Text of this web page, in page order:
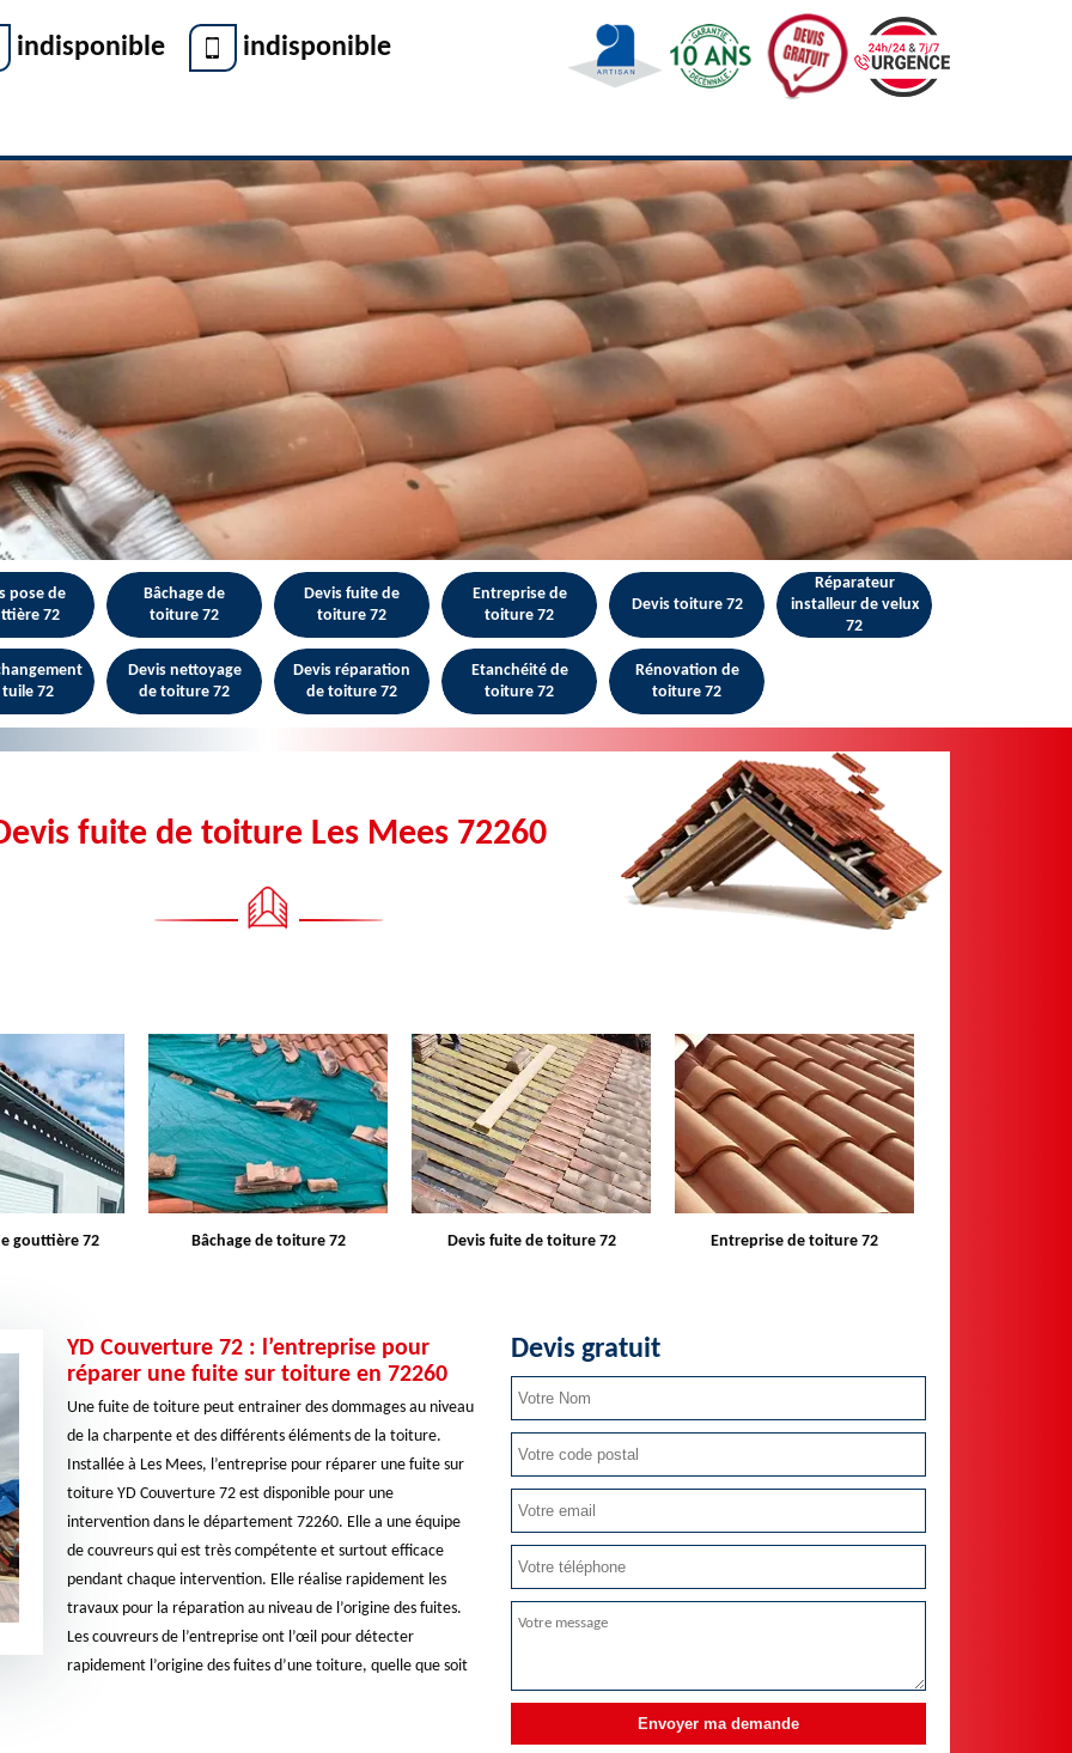
indisponible indisponible
pose de
72
Bâchage de
toiture 72
Devis fuite de
toiture 72
Entreprise de
toiture 72
Devis toiture 72
Réparateur
installeur de velux
72
72
Devis nettoyage
de toiture 72
Devis réparation
de toiture 72
Etanchéité de
toiture 72
Rénovation de
toiture 72
fuite de toiture Les Mees 72260
toiture 72 Devis fuite de toiture 72 Entreprise de toiture 72 Devis toiture 72
YD Couverture 72 : l’entreprise pour
réparer une fuite sur toiture en 72260
Une fuite de toiture peut entrainer des dommages au niveau
de la charpente et des différents éléments de la toiture.
Installée à Les Mees, l’entreprise pour réparer une fuite sur
toiture YD Couverture 72 est disponible pour une
intervention dans le département 72260. Elle a une équipe
de couvreurs qui est très compétente et surtout efficace
pendant chaque intervention. Elle réalise rapidement les
travaux pour la réparation au niveau de l’origine des fuites.
Les couvreurs de l’entreprise ont l’œil pour détecter
rapidement l’origine des fuites d’une toiture, quelle que soit
Devis gratuit